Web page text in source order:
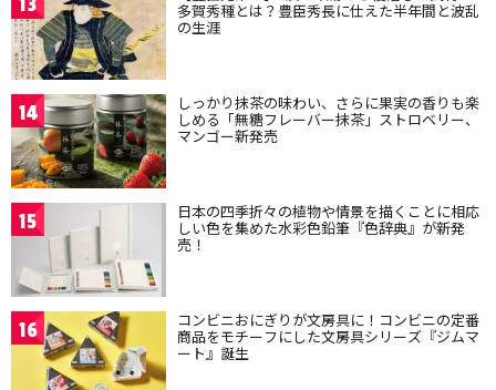
多賀秀種とは？豊臣秀長に仕えた半年間と波乱
の生涯
14 しっかり抹茶の味わい、さらに果実の香りも楽
しめる「無糖フレーバー抹茶」ストロベリー、
マンゴー新発売
15 日本の四季折々の植物や情景を描くことに相応
しい色を集めた水彩色鉛筆『色辞典』が新発
売！
16 コンビニおにぎりが文房具に！コンビニの定番
商品をモチーフにした文房具シリーズ『ジムマ
ート』誕生